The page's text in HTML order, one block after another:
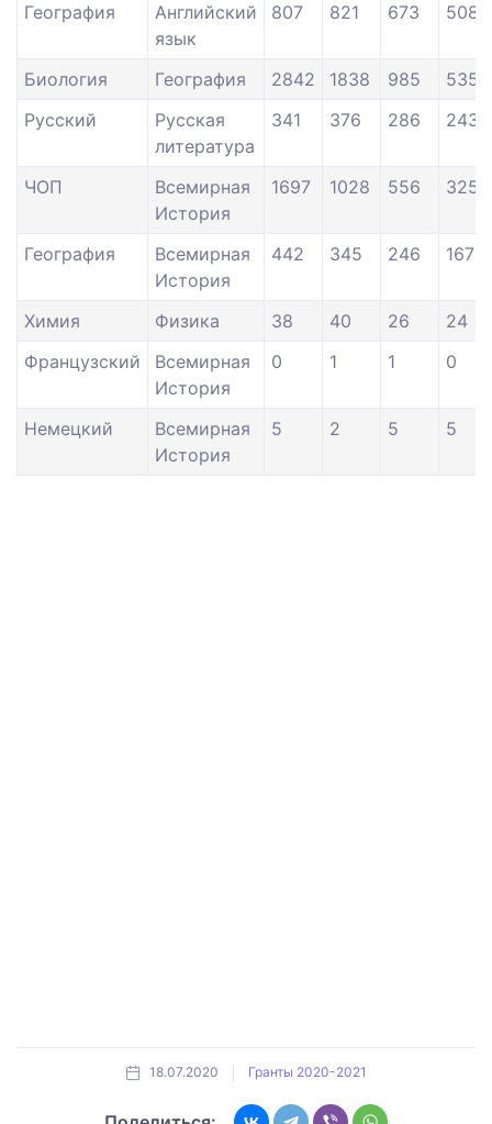
География
Английский
язык
807 821 673 508
Биология География 2842 1838 985
535
Русский
Русская
литература
341 376 286 243
ЧОП
Всемирная
История
1697 1028 556 325
География
Всемирная
История
442 345 246 167
Химия Физика 38 40 26
24
Французский
Всемирная
История
0 1 1 0
Немецкий
Всемирная
История
5 2 5 5
18.07.2020 Гранты 2020-2021